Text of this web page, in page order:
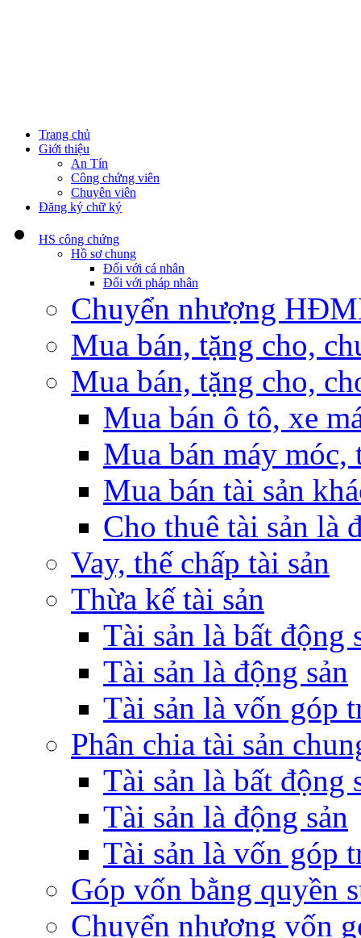
Trang chủ
Giới thiệu
An Tín
Công chứng viên
Chuyên viên
Đăng ký chữ ký
HS công chứng
Hồ sơ chung
Đối với cá nhân
Đối với pháp nhân
Chuyển nhượng
Mua bán, tặng cho,
Mua bán, tặng cho,
Mua bán ô tô, xe
Mua bán máy móc,
Mua bán tài sản
Cho thuê tài sản là
Vay, thế chấp tài sản
Thừa kế tài sản
Tài sản là bất động
Tài sản là động sản
Tài sản là vốn góp
Phân chia tài sản
Tài sản là bất động
Tài sản là động sản
Tài sản là vốn góp
Góp vốn bằng quyền
Chuyển nhượng vốn